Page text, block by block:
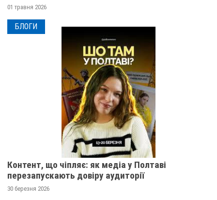
01 травня 2026
БЛОГИ
Контент, що чіпляє: як медіа у Полтаві
перезапускають довіру аудиторії
30 березня 2026